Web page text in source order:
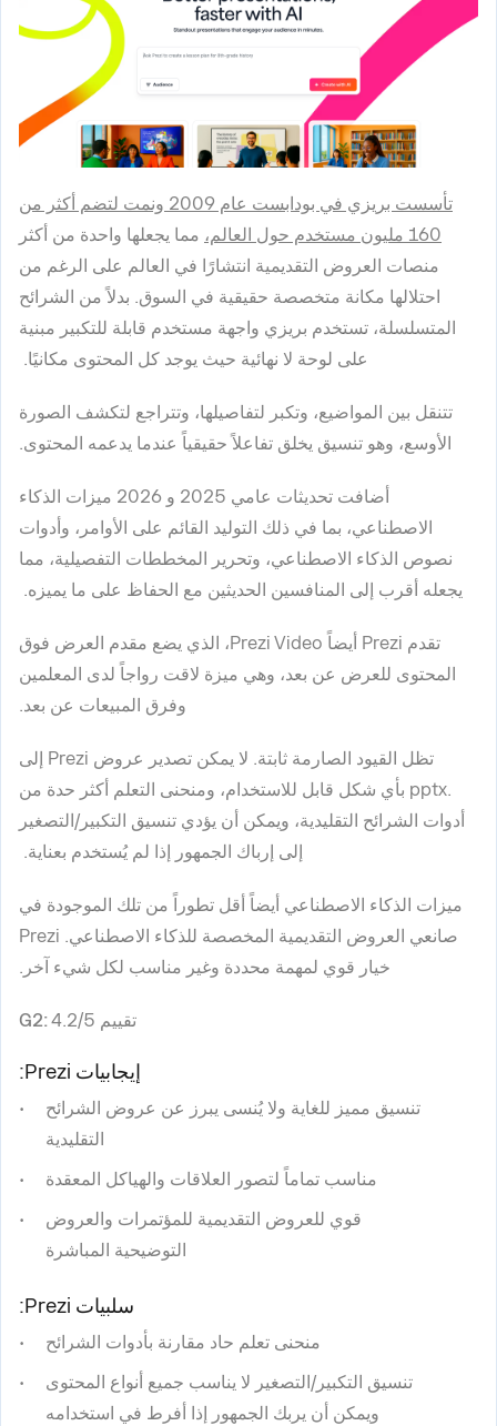
تأسست بريزي في بودابست عام 2009 ونمت لتضم أكثر من
160 مليون مستخدم حول العالم،
مما يجعلها واحدة من أكثر
منصات العروض التقديمية انتشارًا في العالم على الرغم من
احتلالها مكانة متخصصة حقيقية في السوق. بدلاً من الشرائح
المتسلسلة، تستخدم بريزي واجهة مستخدم قابلة للتكبير مبنية
على لوحة لا نهائية حيث يوجد كل المحتوى مكانيًا.
تتنقل بين المواضيع، وتكبر لتفاصيلها، وتتراجع لتكشف الصورة
الأوسع، وهو تنسيق يخلق تفاعلاً حقيقياً عندما يدعمه المحتوى.
أضافت تحديثات عامي 2025 و 2026 ميزات الذكاء
الاصطناعي، بما في ذلك التوليد القائم على الأوامر، وأدوات
نصوص الذكاء الاصطناعي، وتحرير المخططات التفصيلية، مما
يجعله أقرب إلى المنافسين الحديثين مع الحفاظ على ما يميزه.
تقدم Prezi أيضاً Prezi Video، الذي يضع مقدم العرض فوق
المحتوى للعرض عن بعد، وهي ميزة لاقت رواجاً لدى المعلمين
وفرق المبيعات عن بعد.
تظل القيود الصارمة ثابتة. لا يمكن تصدير عروض Prezi إلى
.pptx بأي شكل قابل للاستخدام، ومنحنى التعلم أكثر حدة من
أدوات الشرائح التقليدية، ويمكن أن يؤدي تنسيق التكبير/التصغير
إلى إرباك الجمهور إذا لم يُستخدم بعناية.
ميزات الذكاء الاصطناعي أيضاً أقل تطوراً من تلك الموجودة في
صانعي العروض التقديمية المخصصة للذكاء الاصطناعي. Prezi
خيار قوي لمهمة محددة وغير مناسب لكل شيء آخر.
تقييم G2: 4.2/5
إيجابيات Prezi:
تنسيق مميز للغاية ولا يُنسى يبرز عن عروض الشرائح
التقليدية
مناسب تماماً لتصور العلاقات والهياكل المعقدة
قوي للعروض التقديمية للمؤتمرات والعروض
التوضيحية المباشرة
سلبيات Prezi:
منحنى تعلم حاد مقارنة بأدوات الشرائح
تنسيق التكبير/التصغير لا يناسب جميع أنواع المحتوى
ويمكن أن يربك الجمهور إذا أفرط في استخدامه